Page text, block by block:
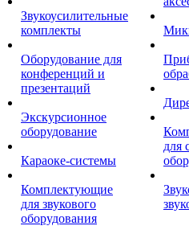
Звукоусилительные
комплекты
Оборудование для
конференций и
презентаций
Экскурсионное
оборудование
Караоке-системы
Комплектующие
для звукового
оборудования
для